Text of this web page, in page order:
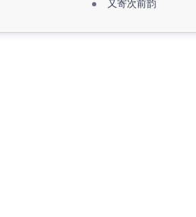
又寄次前韵